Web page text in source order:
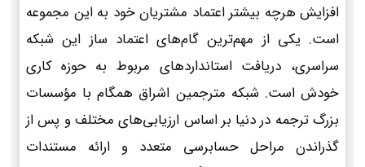
افزایش هرچه بیشتر اعتماد مشتریان خود به این مجموعه
است. یکی از مهم‌ترین گام‌های اعتماد ساز این شبکه
سراسری، دریافت استانداردهای مربوط به حوزه کاری
خودش است. شبکه مترجمین اشراق همگام با مؤسسات
بزرگ ترجمه در دنیا بر اساس ارزیابی‌های مختلف و پس از
گذراندن مراحل حسابرسی متعدد و ارائه مستندات